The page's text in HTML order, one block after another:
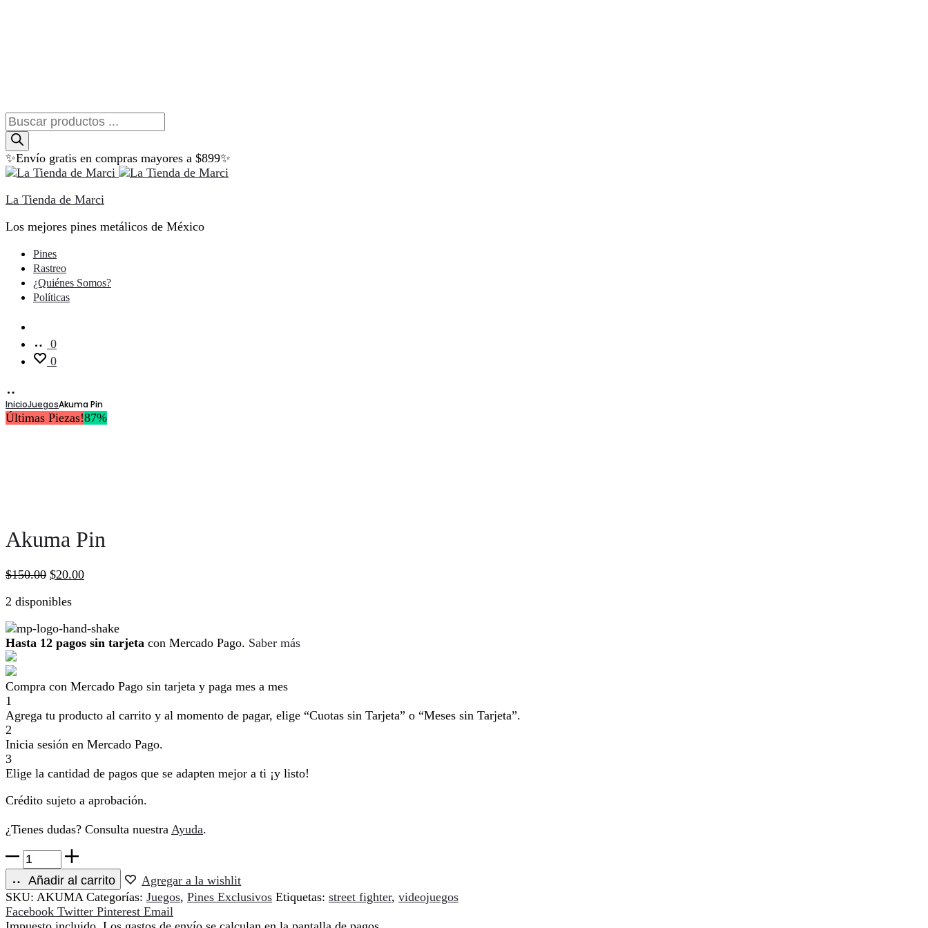
Búsqueda
de
productos
✨Envío gratis en compras mayores a $899✨
La Tienda de Marci
Los mejores pines metálicos de México
Pines
Rastreo
¿Quiénes Somos?
Políticas
0
0
InicioJuegosAkuma Pin
Últimas Piezas!87%
Akuma Pin
$150.00 El
original
$150.00.
$20.00El
$20.00.
2 disponibles
Hasta 12 pagos sin tarjeta con Mercado Pago. Saber más
Compra con Mercado Pago sin tarjeta y paga mes a mes
1
Agrega tu producto al carrito y al momento de pagar, elige “Cuotas sin Tarjeta” o “Meses sin Tarjeta”.
2
Inicia sesión en Mercado Pago.
3
Elige la cantidad de pagos que se adapten mejor a ti ¡y listo!
Crédito sujeto a aprobación.
¿Tienes dudas? Consulta nuestra Ayuda.
Akuma
Pin
cantidadAñadir al carrito
Agregar a la wishlit
SKU: AKUMA Categorías: Juegos, Pines Exclusivos Etiquetas: street fighter, videojuegos
Compartir
Facebook Twitter Pinterest Email